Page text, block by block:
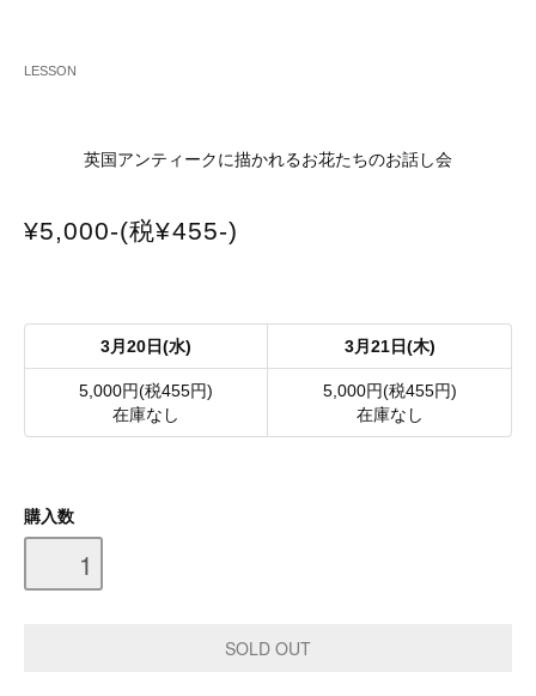
LESSON
英国アンティークに描かれるお花たちのお話し会
¥5,000-(税¥455-)
3月20日(水) 3月21日(木)
5,000円(税455円)
在庫なし
5,000円(税455円)
在庫なし
購入数